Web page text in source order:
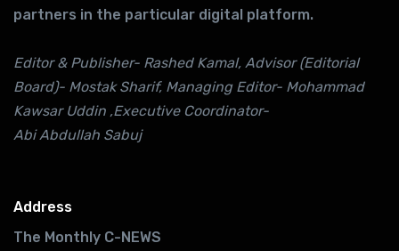
partners in the particular digital platform.
Editor & Publisher- Rashed Kamal, Advisor (Editorial
Board)- Mostak Sharif, Managing Editor- Mohammad
Kawsar Uddin ,Executive Coordinator-
Abi Abdullah Sabuj
Address
The Monthly C-NEWS